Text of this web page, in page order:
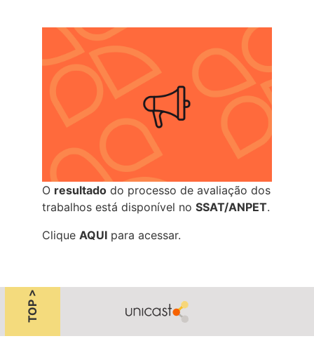
O resultado do processo de avaliação dos
trabalhos está disponível no SSAT/ANPET.
Clique AQUI para acessar.
TOP >